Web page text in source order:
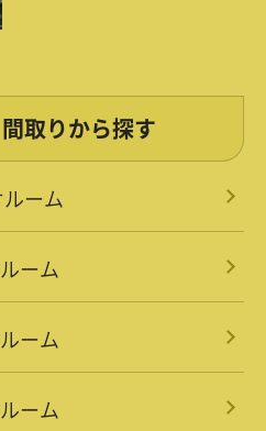
間取りから探す
ルーム
ーム
ーム
ーム